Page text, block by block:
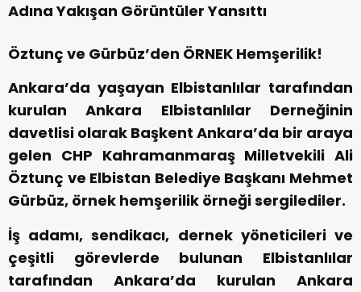
Adına Yakışan Görüntüler Yansıttı
Öztunç ve Gürbüz’den ÖRNEK Hemşerilik!
Ankara’da yaşayan Elbistanlılar tarafından
kurulan Ankara Elbistanlılar Derneğinin
davetlisi olarak Başkent Ankara’da bir araya
gelen CHP Kahramanmaraş Milletvekili Ali
Öztunç ve Elbistan Belediye Başkanı Mehmet
Gürbüz, örnek hemşerilik örneği sergilediler.
İş adamı, sendikacı, dernek yöneticileri ve
çeşitli görevlerde bulunan Elbistanlılar
tarafından Ankara’da kurulan Ankara